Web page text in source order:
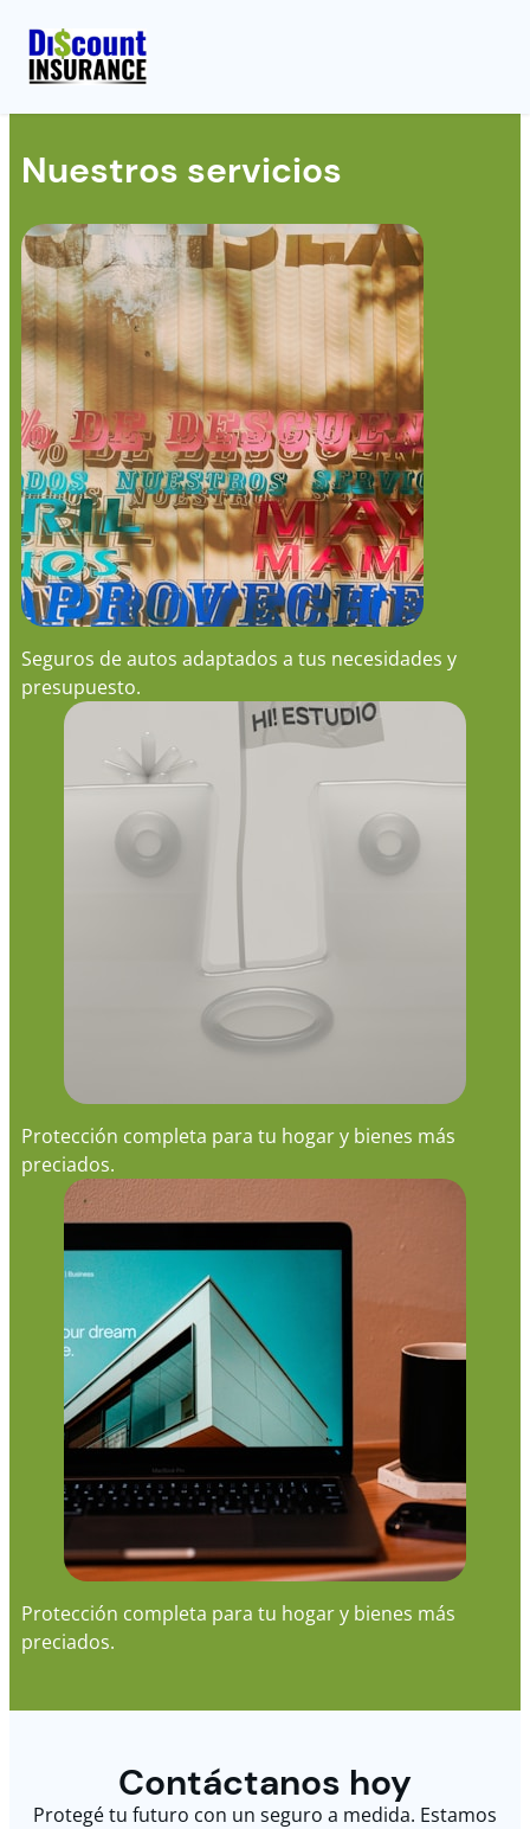
Nuestros servicios
Seguros de autos adaptados a tus necesidades y
presupuesto.
Protección completa para tu hogar y bienes más
preciados.
Protección completa para tu hogar y bienes más
preciados.
Contáctanos hoy
Protegé tu futuro con un seguro a medida. Estamos